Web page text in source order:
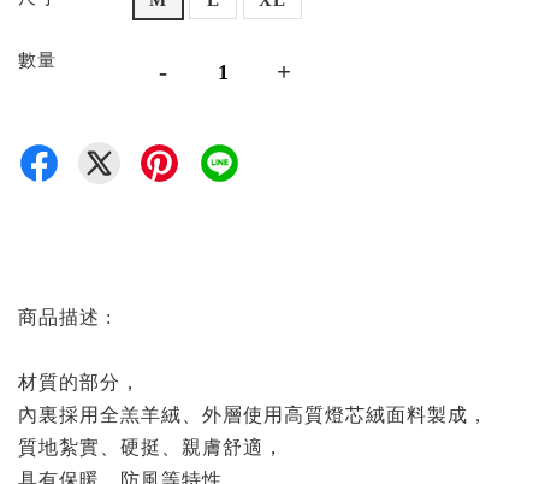
數量 - +
商品描述 :
材質的部分，
內裏採用全羔羊絨、外層使用高質燈芯絨面料製成，
質地紮實、硬挺、親膚舒適，